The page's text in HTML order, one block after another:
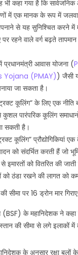
भी कहा गया है कि
में एक मानक के रूप में
से यह सुनिश्चित करने में
पर रहने वाले वर्ग बढ़ते
प्रधानमंत्री आवास योजना (
Yojana (PMAY)) जैसी
जा सकता है।
कूलिंग” के लिए एक नीति
पारंपरिक कूलिंग
सकती है।
कूलिंग” प्रौद्योगिकियां
को संदर्भित करती हैं जो
से इमारतों को वितरित की
को ठंडा रखने की लागत को
सीमा पर 16 ड्रोन मार
(BSF) के महानिदेशक ने कहा
की सीमा से लगे इलाकों में
के अनुसार रक्षा बलों